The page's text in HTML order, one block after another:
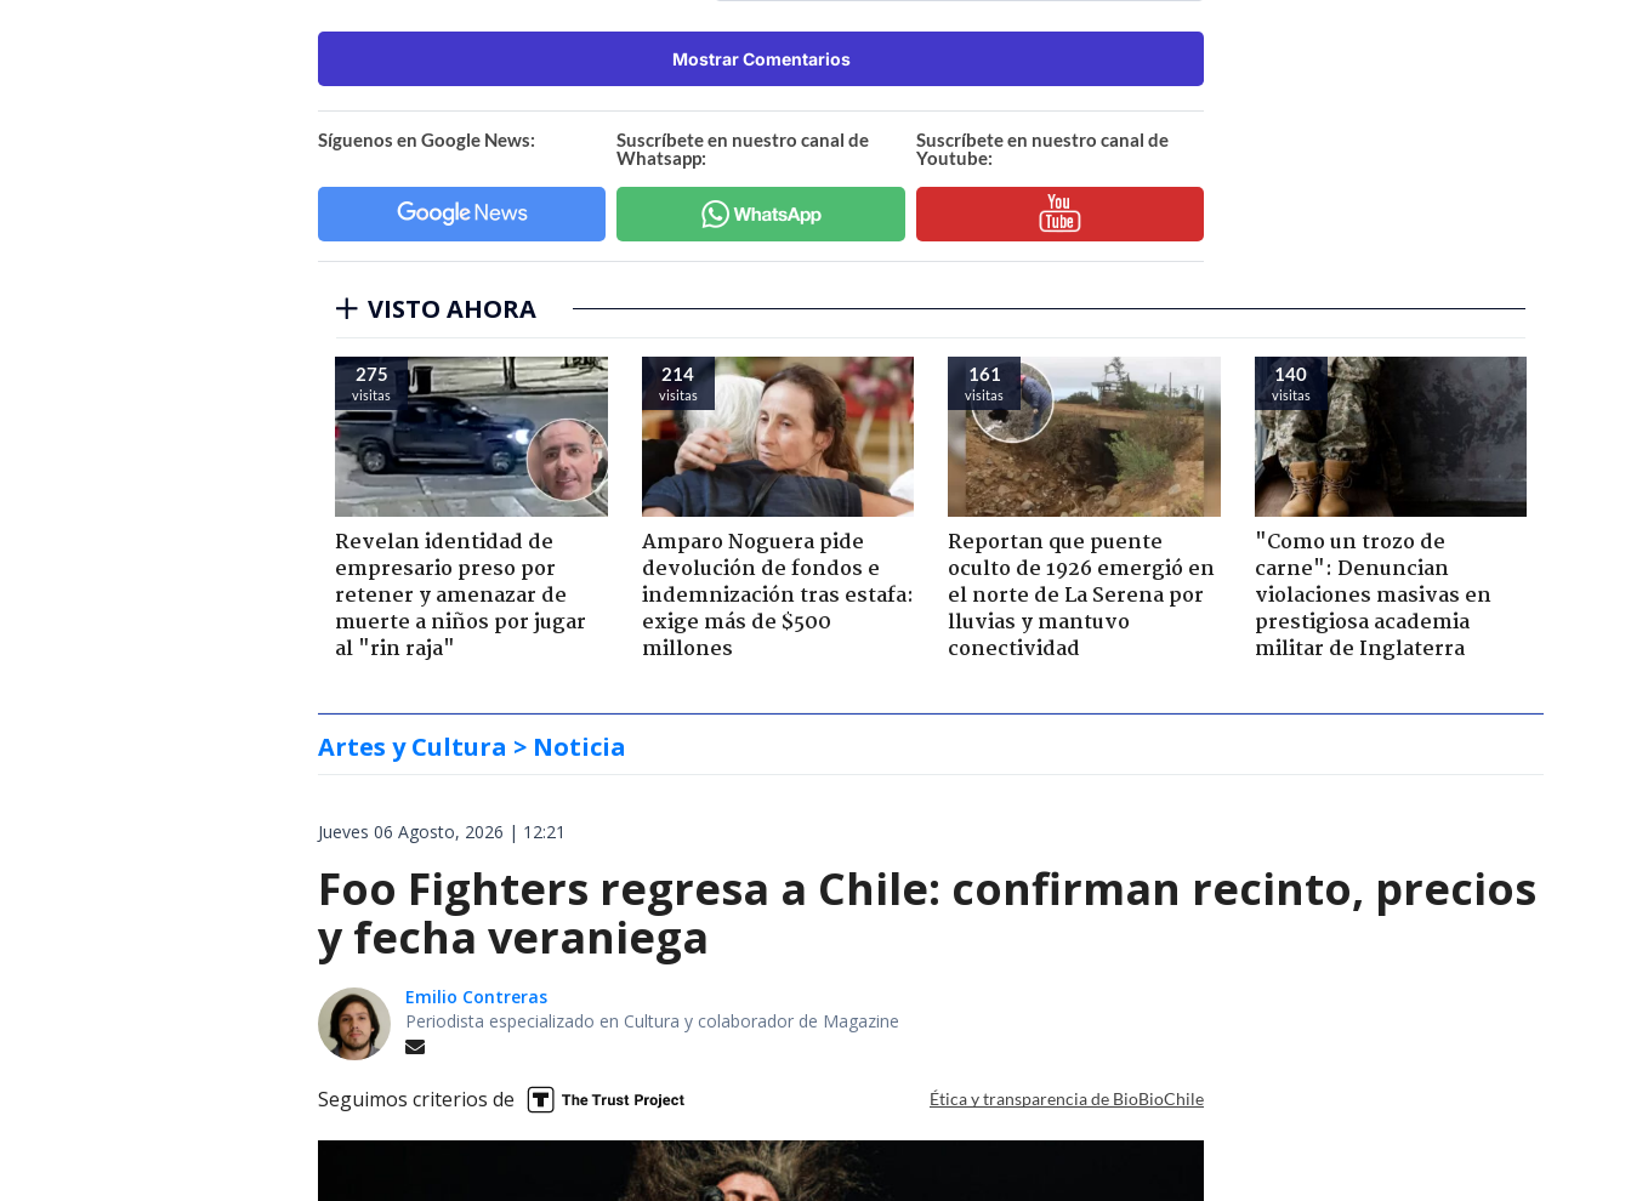
Mostrar Comentarios
Síguenos en Google News:
Suscríbete en nuestro canal de
Whatsapp:
Suscríbete en nuestro canal de
Youtube:
VISTO AHORA
275
visitas
Revelan identidad de
empresario preso por
retener y amenazar de
muerte a niños por jugar
al "rin raja"
214
visitas
Amparo Noguera pide
devolución de fondos e
indemnización tras estafa:
exige más de $500
millones
161
visitas
Reportan que puente
oculto de 1926 emergió en
el norte de La Serena por
lluvias y mantuvo
conectividad
140
visitas
"Como un trozo de
carne": Denuncian
violaciones masivas en
prestigiosa academia
militar de Inglaterra
Artes y Cultura > Noticia
Jueves 06 Agosto, 2026 | 12:21
Foo Fighters regresa a Chile: confirman recinto, precios
y fecha veraniega
Emilio Contreras
Periodista especializado en Cultura y colaborador de Magazine
Seguimos criterios de Ética y transparencia de BioBioChile